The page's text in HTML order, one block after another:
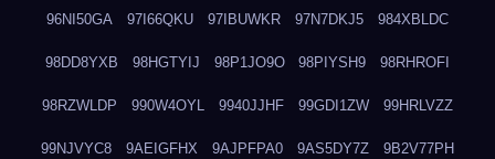
96NI50GA 97I66QKU 97IBUWKR 97N7DKJ5 984XBLDC
98DD8YXB 98HGTYIJ 98P1JO9O 98PIYSH9 98RHROFI
98RZWLDP 990W4OYL 9940JJHF 99GDI1ZW 99HRLVZZ
99NJVYC8 9AEIGFHX 9AJPFPA0 9AS5DY7Z 9B2V77PH